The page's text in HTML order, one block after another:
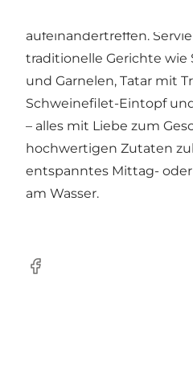
aufeinandertreffen.
traditionelle Gerichte wie
und Garnelen, Tatar mit
Schweinefilet-Eintopf
– alles mit Liebe zum
hochwertigen Zutaten
entspanntes Mittag-
am Wasser.
Facebook